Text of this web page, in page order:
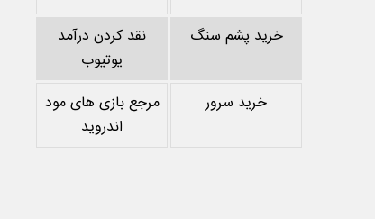
خرید پشم سنگ
نقد کردن درآمد
یوتیوب
خرید سرور
مرجع بازی های مود
اندروید